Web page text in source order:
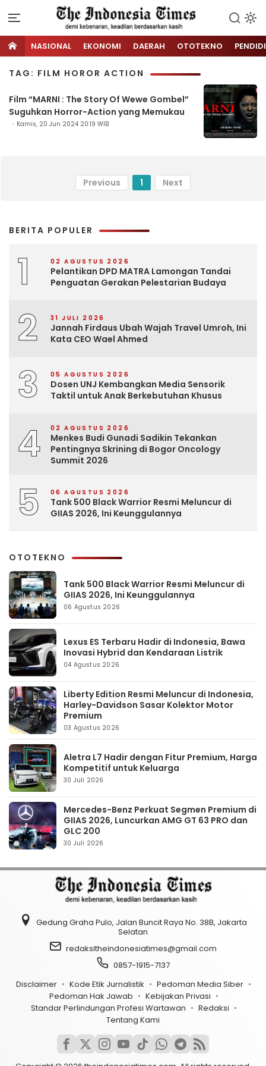
NASIONAL EKONOMI DAERAH OTOTEKNO
TAG: FILM HOROR ACTION
Film “MARNI : The Story Of Wewe Gombel”
Suguhkan Horror-Action yang Memukau
Kamis, 20 Jun 2024 20:19 WIB
Previous 1 Next
BERITA POPULER
1 02 AGUSTUS 2026
Pelantikan DPD MATRA Lamongan Tandai
Penguatan Gerakan Pelestarian Budaya
2 31 JULI 2026
Jannah Firdaus Ubah Wajah Travel Umroh, Ini
Kata CEO Wael Ahmed
3 05 AGUSTUS 2026
Dosen UNJ Kembangkan Media Sensorik
Taktil untuk Anak Berkebutuhan Khusus
4 02 AGUSTUS 2026
Menkes Budi Gunadi Sadikin Tekankan
Pentingnya Skrining di Bogor Oncology
Summit 2026
5 06 AGUSTUS 2026
Tank 500 Black Warrior Resmi Meluncur di
GIIAS 2026, Ini Keunggulannya
OTOTEKNO
Tank 500 Black Warrior Resmi Meluncur di
GIIAS 2026, Ini Keunggulannya
06 Agustus 2026
Lexus ES Terbaru Hadir di Indonesia, Bawa
Inovasi Hybrid dan Kendaraan Listrik
04 Agustus 2026
Liberty Edition Resmi Meluncur di Indonesia,
Harley-Davidson Sasar Kolektor Motor
Premium
03 Agustus 2026
Aletra L7 Hadir dengan Fitur Premium, Harga
Kompetitif untuk Keluarga
30 Juli 2026
Mercedes-Benz Perkuat Segmen Premium di
GIIAS 2026, Luncurkan AMG GT 63 PRO dan
GLC 200
30 Juli 2026
Gedung Graha Pulo, Jalan Buncit Raya No. 38B, Jakarta
Selatan
redaksitheindonesiatimes@gmail.com
0857-1915-7137
Disclaimer
Kode Etik Jurnalistik
Pedoman Media Siber
Pedoman Hak Jawab
Kebijakan Privasi
Standar Perlindungan Profesi Wartawan
Redaksi
Tentang Kami